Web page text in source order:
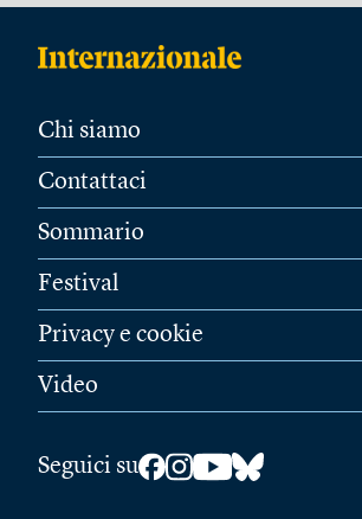
Chi siamo
Contattaci
Sommario
Festival
Privacy e cookie
Video
Seguici su